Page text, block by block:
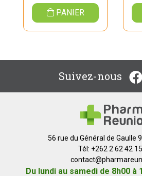
PANIER
Suivez-nous
56 rue du Général de Gaulle
Tél: +262 2 62 42
contact@
Du lundi au samedi de 8h00 à